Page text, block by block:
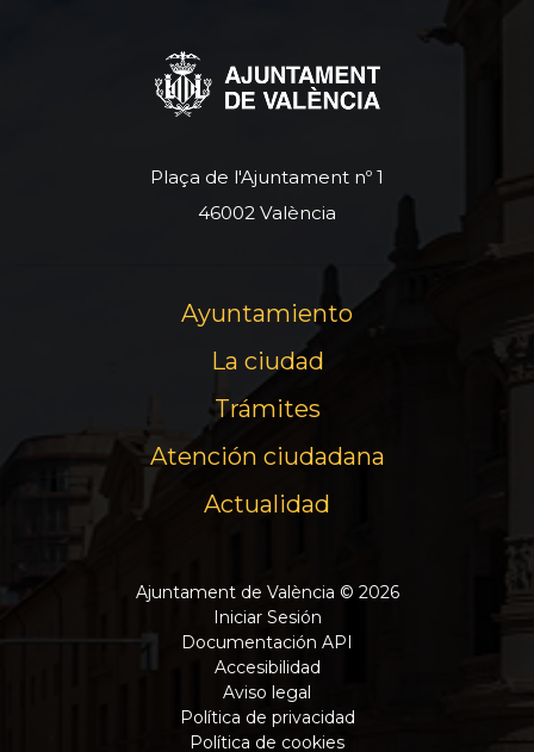
Plaça de l'Ajuntament nº 1
46002 València
Ayuntamiento
La ciudad
Trámites
Atención ciudadana
Actualidad
Ajuntament de València © 2026
Iniciar Sesión
Documentación API
Accesibilidad
Aviso legal
Política de privacidad
Política de cookies